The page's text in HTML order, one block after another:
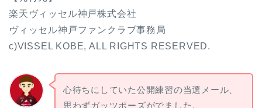
楽天ヴィッセル神戸株式会社
ヴィッセル神戸ファンクラブ事務局
c)VISSEL KOBE, ALL RIGHTS RESERVED.
心待ちにしていた公開練習の当選メール、
思わずガッツポーズがでました。